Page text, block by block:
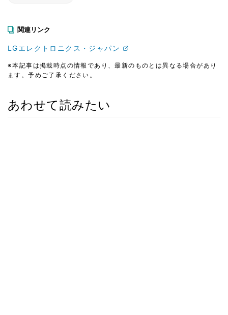
関連リンク
LGエレクトロニクス・ジャパン
※本記事は掲載時点の情報であり、最新のものとは異なる場合があり
ます。予めご了承ください。
あわせて読みたい